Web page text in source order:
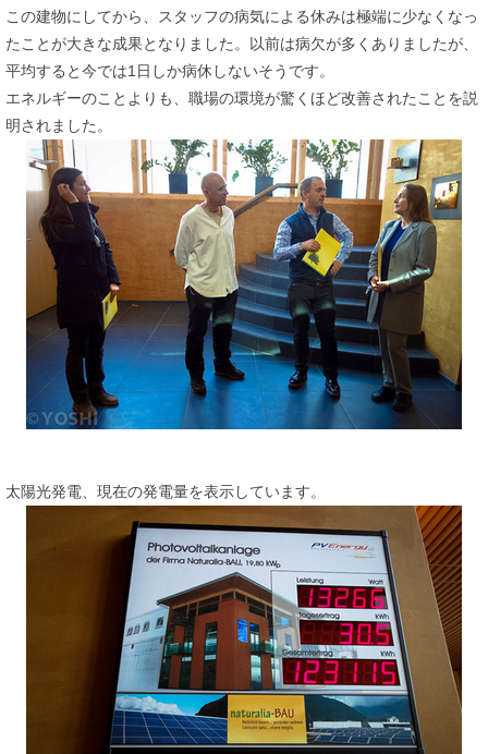
この建物にしてから、スタッフの病気による休みは極端に少なくなっ
たことが大きな成果となりました。以前は病欠が多くありましたが、
平均すると今では1日しか病休しないそうです。
エネルギーのことよりも、職場の環境が驚くほど改善されたことを説
明されました。
太陽光発電、現在の発電量を表示しています。